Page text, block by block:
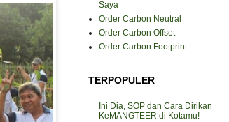
Saya
Order Carbon Neutral
Order Carbon Offset
Order Carbon Footprint
TERPOPULER
Ini Dia, SOP dan Cara Dirikan
KeMANGTEER di Kotamu!